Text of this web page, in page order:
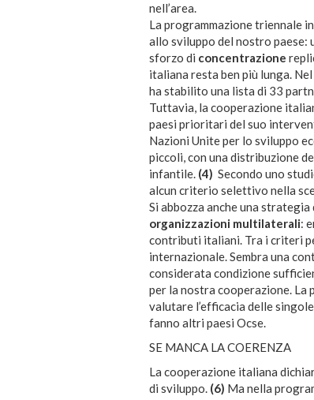
nell’area.
La programmazione triennale
allo sviluppo del nostro
sforzo di concentrazione
italiana resta ben più lunga.
ha stabilito una lista di 33
Tuttavia, la cooperazione
paesi prioritari del suo
Nazioni Unite per lo sviluppo
piccoli, con una distribuzione
infantile. (4) Secondo uno
alcun criterio selettivo nella
Si abbozza anche una
organizzazioni multilaterali:
contributi italiani. Tra i criteri
internazionale. Sembra una
considerata condizione
per la nostra cooperazione. La
valutare l’efficacia delle
fanno altri paesi Ocse.
SE MANCA LA COERENZA
La cooperazione italiana
di sviluppo. (6) Ma nella